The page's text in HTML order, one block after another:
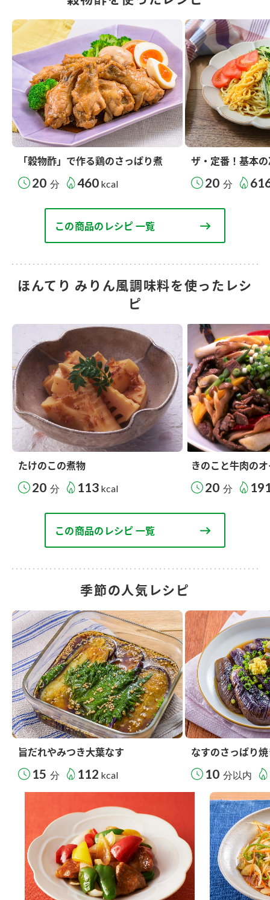
「穀物酢」で作る鶏のさっぱり煮
20 分 460 kcal
ザ・定番！基本
20 分
この商品のレシピ 一覧
ほんてり みりん風調味料を使ったレシ
ピ
たけのこの煮物
20 分 113 kcal
きのこと牛肉の
20 分
この商品のレシピ 一覧
季節の人気レシピ
旨だれやみつき大葉なす
15 分 112 kcal
なすのさっぱり
10 分以内